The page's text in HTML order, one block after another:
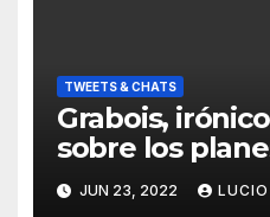
TWEETS & CHATS
Grabois,
sobre los
JUN 23, 2022